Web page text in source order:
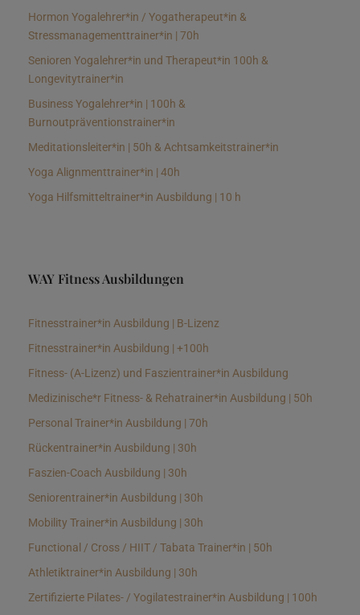
Hormon Yogalehrer*in / Yogatherapeut*in &
Stressmanagementtrainer*in | 70h
Senioren Yogalehrer*in und Therapeut*in 100h &
Longevitytrainer*in
Business Yogalehrer*in | 100h &
Burnoutpräventionstrainer*in
Meditationsleiter*in | 50h & Achtsamkeitstrainer*in
Yoga Alignmenttrainer*in | 40h
Yoga Hilfsmitteltrainer*in Ausbildung | 10 h
WAY Fitness Ausbildungen
Fitnesstrainer*in Ausbildung | B-Lizenz
Fitnesstrainer*in Ausbildung | +100h
Fitness- (A-Lizenz) und Faszientrainer*in Ausbildung
Medizinische*r Fitness- & Rehatrainer*in Ausbildung | 50h
Personal Trainer*in Ausbildung | 70h
Rückentrainer*in Ausbildung | 30h
Faszien-Coach Ausbildung | 30h
Seniorentrainer*in Ausbildung | 30h
Mobility Trainer*in Ausbildung | 30h
Functional / Cross / HIIT / Tabata Trainer*in | 50h
Athletiktrainer*in Ausbildung | 30h
Zertifizierte Pilates- / Yogilatestrainer*in Ausbildung | 100h